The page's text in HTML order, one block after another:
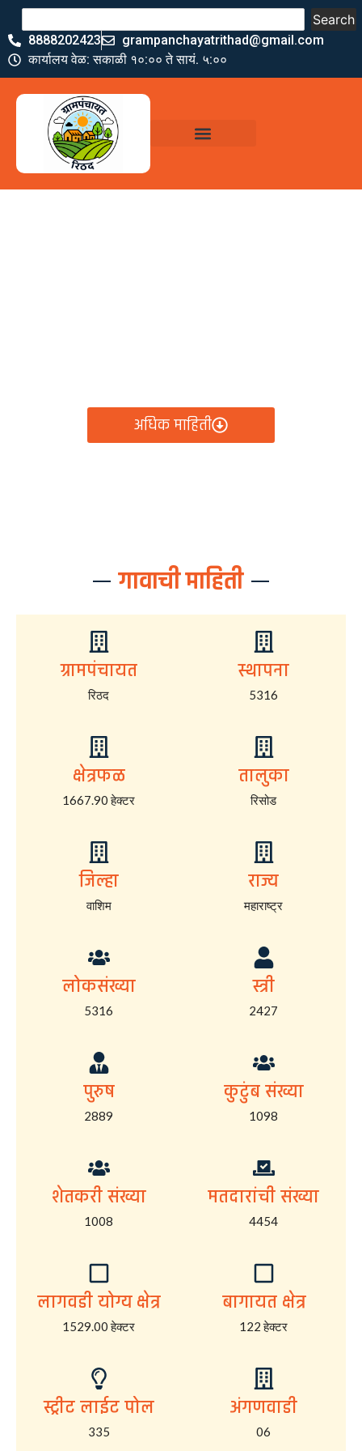
Search
8888202423
grampanchayatrithad@gmail.com
कार्यालय वेळ: सकाळी १०:०० ते सायं. ५:००
अधिक माहिती
गावाची माहिती
ग्रामपंचायत
रिठद
स्थापना
5316
क्षेत्रफळ
1667.90 हेक्टर
तालुका
रिसोड
जिल्हा
वाशिम
राज्य
महाराष्ट्र
लोकसंख्या
5316
स्त्री
2427
पुरुष
2889
कुटुंब संख्या
1098
शेतकरी संख्या
1008
मतदारांची संख्या
4454
लागवडी योग्य क्षेत्र
1529.00 हेक्टर
बागायत क्षेत्र
122 हेक्टर
स्ट्रीट लाईट पोल
335
अंगणवाडी
06